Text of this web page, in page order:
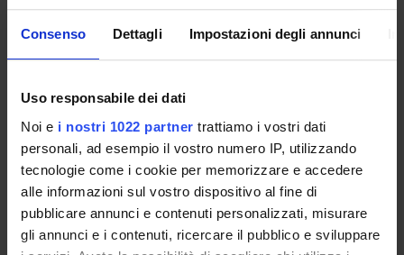
Consenso Dettagli Impostazioni degli annunci
Uso responsabile dei dati
Noi e i nostri 1022 partner trattiamo i vostri dati
personali, ad esempio il vostro numero IP, utilizzando
tecnologie come i cookie per memorizzare e accedere
alle informazioni sul vostro dispositivo al fine di
pubblicare annunci e contenuti personalizzati, misurare
gli annunci e i contenuti, ricercare il pubblico e sviluppare
confession, theological disquisition/philosophical dialogue,
letter-writing, and, above all, pulpit lecturing.
Pagina Web:
Id prodotto:
66739
Handle IRIS:
11562/324481
depositato il:
28 marzo 2012